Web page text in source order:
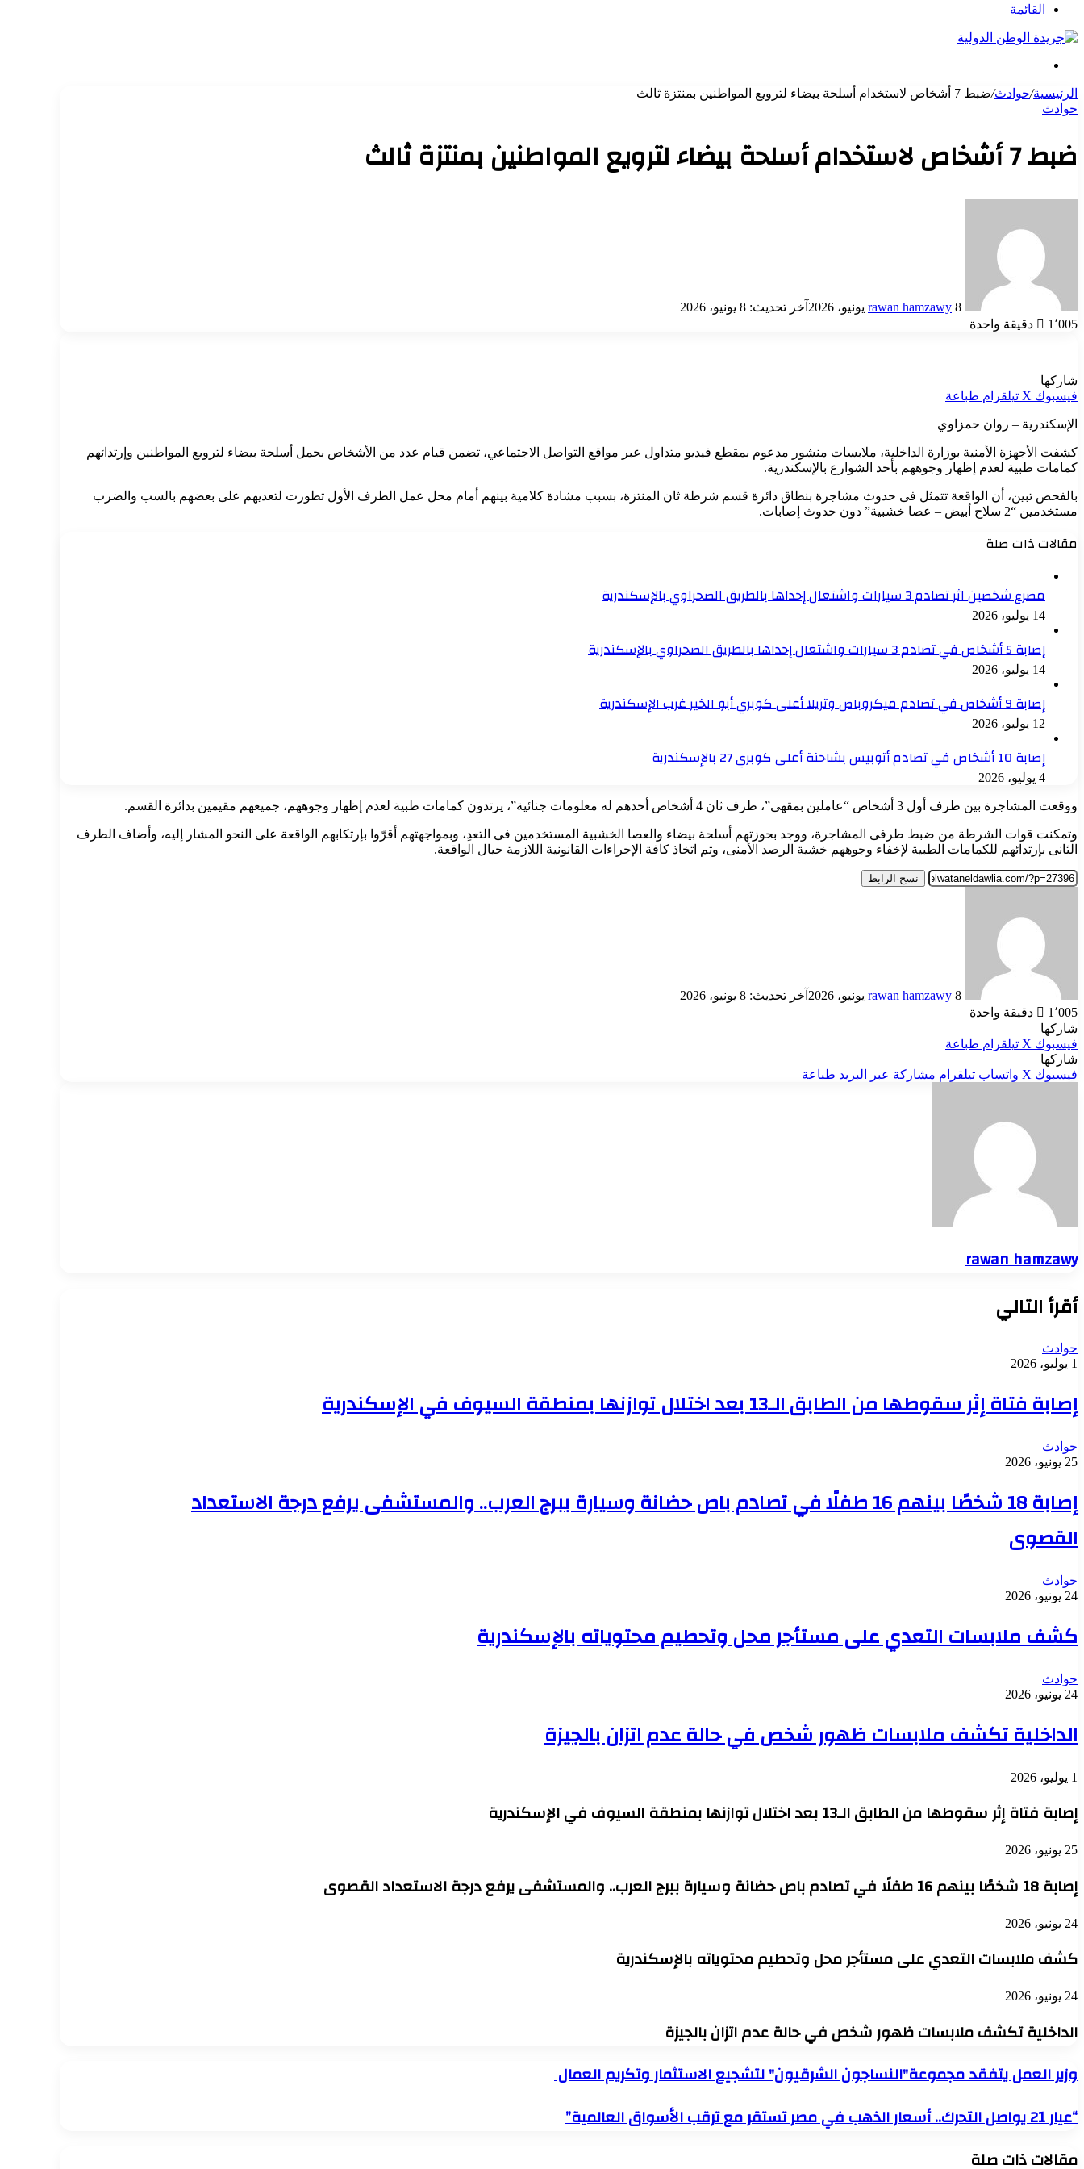
القائمة
الرئيسية/حوادث/ضبط 7 أشخاص لاستخدام أسلحة بيضاء لترويع المواطنين بمنتزة ثالث
حوادث
ضبط 7 أشخاص لاستخدام أسلحة بيضاء لترويع المواطنين بمنتزة ثالث
rawan hamzawy 8 يونيو، 2026
آخر تحديث: 8 يونيو، 2026
1٬005
دقيقة واحدة
شاركها
فيسبوك ‫X تيلقرام طباعة
الإسكندرية – روان حمزاوي
كشفت الأجهزة الأمنية بوزارة الداخلية، ملابسات منشور مدعوم بمقطع فيديو متداول عبر مواقع التواصل الاجتماعي، تضمن قيام عدد من الأشخاص بحمل أسلحة بيضاء لترويع المواطنين وإرتدائهم
كمامات طبية لعدم إظهار وجوههم بأحد الشوارع بالإسكندرية.
بالفحص تبين، أن الواقعة تتمثل فى حدوث مشاجرة بنطاق دائرة قسم شرطة ثان المنتزة، بسبب مشادة كلامية بينهم أمام محل عمل الطرف الأول تطورت لتعديهم على بعضهم بالسب والضرب
مستخدمين “2 سلاح أبيض – عصا خشبية” دون حدوث إصابات.
مقالات ذات صلة
مصرع شخصين اثر تصادم 3 سيارات واشتعال إحداها بالطريق الصحراوي بالإسكندرية
14 يوليو، 2026
إصابة 5 أشخاص في تصادم 3 سيارات واشتعال إحداها بالطريق الصحراوي بالإسكندرية
14 يوليو، 2026
إصابة 9 أشخاص في تصادم ميكروباص وتريلا أعلى كوبري أبو الخير غرب الإسكندرية
12 يوليو، 2026
إصابة 10 أشخاص في تصادم أتوبيس بشاحنة أعلى كوبري 27 بالإسكندرية
4 يوليو، 2026
ووقعت المشاجرة بين طرف أول 3 أشخاص “عاملين بمقهى”، طرف ثان 4 أشخاص أحدهم له معلومات جنائية”، يرتدون كمامات طبية لعدم إظهار وجوههم، جميعهم مقيمين بدائرة القسم.
وتمكنت قوات الشرطة من ضبط طرفى المشاجرة، ووجد بحوزتهم أسلحة بيضاء والعصا الخشبية المستخدمين فى التعدِ، وبمواجهتهم أقرّوا بإرتكابهم الواقعة على النحو المشار إليه، وأضاف الطرف
الثانى بإرتدائهم للكمامات الطبية لإخفاء وجوههم خشية الرصد الأمنى، وتم اتخاذ كافة الإجراءات القانونية اللازمة حيال الواقعة.
نسخ الرابط
rawan hamzawy 8 يونيو، 2026
آخر تحديث: 8 يونيو، 2026
1٬005
دقيقة واحدة
شاركها
فيسبوك ‫X تيلقرام طباعة
شاركها
فيسبوك ‫X واتساب تيلقرام مشاركة عبر البريد طباعة
rawan hamzawy
أقرأ التالي
حوادث
1 يوليو، 2026
إصابة فتاة إثر سقوطها من الطابق الـ13 بعد اختلال توازنها بمنطقة السيوف في الإسكندرية
حوادث
25 يونيو، 2026
إصابة 18 شخصًا بينهم 16 طفلًا في تصادم باص حضانة وسيارة ببرج العرب.. والمستشفى يرفع درجة الاستعداد
القصوى
حوادث
24 يونيو، 2026
كشف ملابسات التعدي على مستأجر محل وتحطيم محتوياته بالإسكندرية
حوادث
24 يونيو، 2026
الداخلية تكشف ملابسات ظهور شخص في حالة عدم اتزان بالجيزة
1 يوليو، 2026
إصابة فتاة إثر سقوطها من الطابق الـ13 بعد اختلال توازنها بمنطقة السيوف في الإسكندرية
25 يونيو، 2026
إصابة 18 شخصًا بينهم 16 طفلًا في تصادم باص حضانة وسيارة ببرج العرب.. والمستشفى يرفع درجة الاستعداد القصوى
24 يونيو، 2026
كشف ملابسات التعدي على مستأجر محل وتحطيم محتوياته بالإسكندرية
24 يونيو، 2026
الداخلية تكشف ملابسات ظهور شخص في حالة عدم اتزان بالجيزة
وزير
العمل
مجموعة"النساجون
الشرقيون"
الاستثمار
وزير العمل يتفقد مجموعة"النساجون الشرقيون" لتشجيع الاستثمار وتكريم العمال
“عيار
21
التحرك..
“عيار 21 يواصل التحرك.. أسعار الذهب في مصر تستقر مع ترقب الأسواق العالمية”
مقالات ذات صلة